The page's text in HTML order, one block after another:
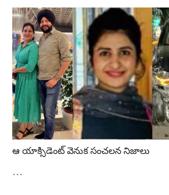
ఆ యాక్సిడెంట్‌ వెనుక సంచలన నిజాలు
…